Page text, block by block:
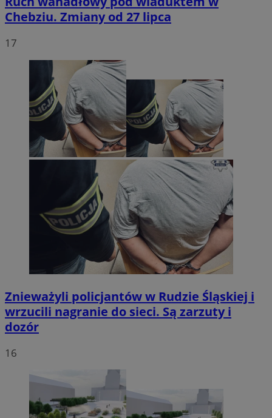
Chebziu. Zmiany od 27 lipca
17
Znieważyli policjantów w Rudzie Śląskiej i
wrzucili nagranie do sieci. Są zarzuty i
dozór
16